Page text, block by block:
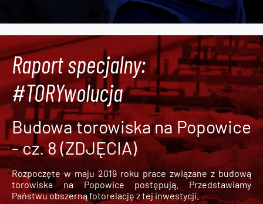
Raport specjalny:
#TORYwolucja
Budowa torowiska na Popowice
- cz. 8 (ZDJĘCIA)
Rozpoczęte w maju 2019 roku prace związane z budową
torowiska na Popowice
postępują. Przedstawiamy
Państwu obszerną fotorelację z tej inwestycji.